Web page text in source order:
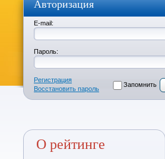
Авторизация
E-mail:
Пароль:
Регистрация
Восстановить пароль
Запомнить
О рейтинге